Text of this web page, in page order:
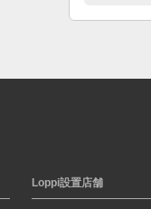
Loppi設置店舗